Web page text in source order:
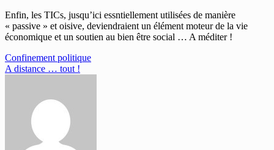
Enfin, les TICs, jusqu’ici essntiellement utilisées de manière
« passive » et oisive, deviendraient un élément moteur de la vie
économique et un soutien au bien être social … A méditer !
Navigation
de
Confinement politique
A distance … tout !